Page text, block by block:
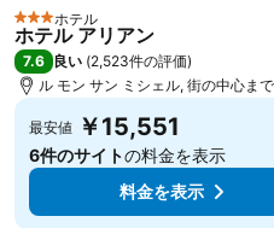
3 ホテルのランク
ホテル
ホテル アリアン
7.6 良い (2,523件の評価)
ル モン サン ミシェル, 街の中心ま
最安値 ￥15,551
6件のサイトの料金を表示
料金を表示